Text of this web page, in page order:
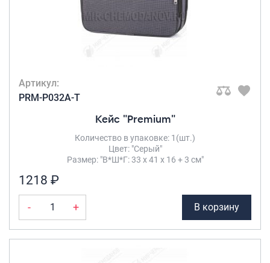
Артикул:
PRM-P032A-T
Кейс "Premium"
Количество в упаковке: 1(шт.)
Цвет: "Серый"
Размер: "В*Ш*Г: 33 х 41 х 16 + 3 см"
1218 ₽
- + В корзину